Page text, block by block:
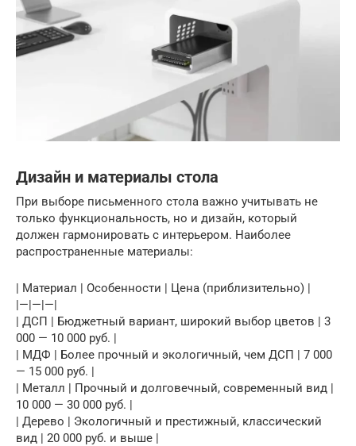
Дизайн и материалы стола
При выборе письменного стола важно учитывать не
только функциональность, но и дизайн, который
должен гармонировать с интерьером. Наиболее
распространенные материалы:
| Материал | Особенности | Цена (приблизительно) |
|—|—|—|
| ДСП | Бюджетный вариант, широкий выбор цветов | 3
000 — 10 000 руб. |
| МДФ | Более прочный и экологичный, чем ДСП | 7 000
— 15 000 руб. |
| Металл | Прочный и долговечный, современный вид |
10 000 — 30 000 руб. |
| Дерево | Экологичный и престижный, классический
вид | 20 000 руб. и выше |